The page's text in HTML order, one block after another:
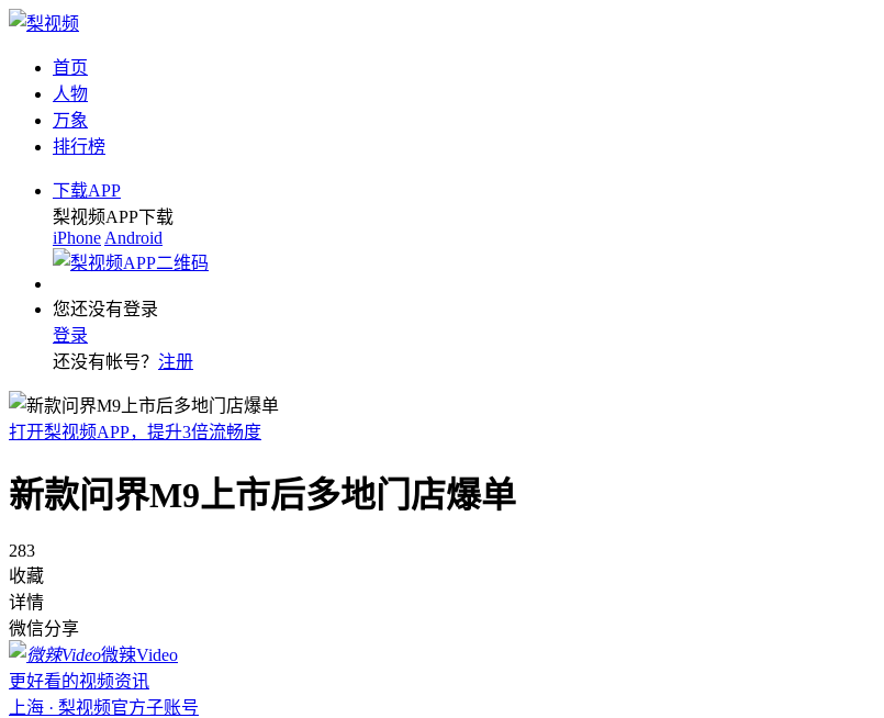
首页
人物
万象
排行榜
下载APP
梨视频APP下载
iPhone Android
您还没有登录
登录
还没有帐号？ 注册
打开梨视频APP，提升3倍流畅度
新款问界M9上市后多地门店爆单
283
收藏
详情
微信分享
微辣Video
更好看的视频资讯
上海 · 梨视频官方子账号